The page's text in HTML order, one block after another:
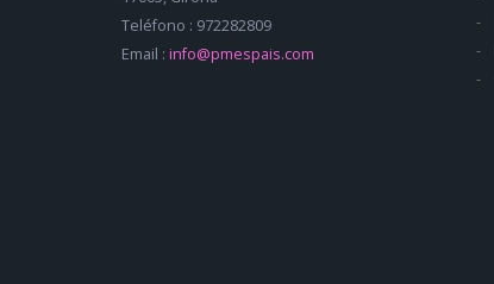
Teléfono : 972282809
Email : info@pmespais.com